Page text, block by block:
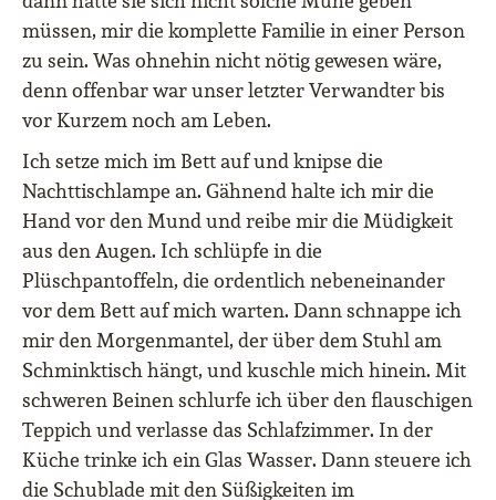
müssen, mir die komplette Familie in einer Person
zu sein. Was ohnehin nicht nötig gewesen wäre,
denn offenbar war unser letzter Verwandter bis
vor Kurzem noch am Leben.
Ich setze mich im Bett auf und knipse die
Nachttischlampe an. Gähnend halte ich mir die
Hand vor den Mund und reibe mir die Müdigkeit
aus den Augen. Ich schlüpfe in die
Plüschpantoffeln, die ordentlich nebeneinander
vor dem Bett auf mich warten. Dann schnappe ich
mir den Morgenmantel, der über dem Stuhl am
Schminktisch hängt, und kuschle mich hinein. Mit
schweren Beinen schlurfe ich über den flauschigen
Teppich und verlasse das Schlafzimmer. In der
Küche trinke ich ein Glas Wasser. Dann steuere ich
die Schublade mit den Süßigkeiten im